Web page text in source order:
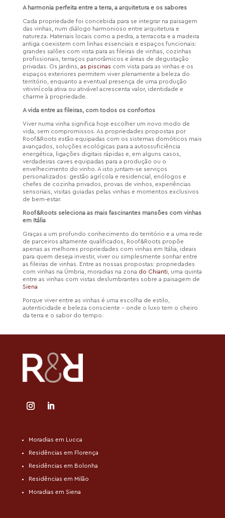
A harmonia perfeita entre a terra, a arquitetura e os sabores
Cada propriedade foi concebida para se integrar na paisagem
das vinhas, num diálogo harmonioso entre arquitetura e
natureza. Materiais locais como a pedra, a terracota e a madeira
antiga coexistem com linhas essenciais e espaços funcionais:
grandes salões com vista para as fileiras de vinhas, cozinhas
profissionais, terraços panorâmicos e áreas de degustação
privadas. Os jardins, as piscinas com vista para as vinhas e os
espaços exteriores permitem viver plenamente a beleza do
território, enquanto a eventual presença de uma produção
vitivinícola ativa ou ativável acrescenta valor, identidade e
charme à propriedade.
A vida entre as fileiras, com todos os confortos
Viver numa vinha significa hoje escolher um novo modo de
vida, sem compromissos. As propriedades propostas por
Roof&Roots estão equipadas com os sistemas domóticos mais
avançados, soluções ecológicas para a autossuficiência
energética, ligações digitais rápidas e, em alguns casos,
verdadeiras caves equipadas para a produção ou o
envelhecimento do vinho. A isto juntam-se serviços
personalizados: gestão agrícola e residencial, enólogos e
chefes de cozinha privados, provas de vinhos, experiências
sensoriais, visitas guiadas pelas vinhas e momentos exclusivos
de bem-estar.
Roof&Roots seleciona as mais fascinantes mansões com vinhas
em Itália
Graças a um profundo conhecimento do território e a uma rede
de parceiros altamente qualificados, Roof&Roots propõe
apenas as melhores propriedades com vinhas em Itália, ideais
para quem deseja investir, viver ou simplesmente sonhar entre
as fileiras de vinhas. Entre as nossas propostas: propriedades
com vinhas na Úmbria, moradias na zona do Chianti, uma quinta
entre as vinhas com vistas deslumbrantes sobre a paisagem de
Siena
Porque viver entre as vinhas é uma escolha de estilo,
autenticidade e beleza consciente – onde o luxo tem o cheiro
da terra e o sabor do tempo.
Moradias em Lucca
Residências em Florença
Residências em Bolonha
Residências em Milão
Moradias em Siena